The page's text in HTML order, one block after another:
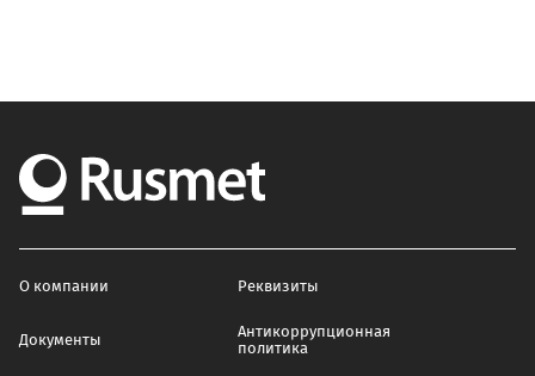
О компании Реквизиты
Документы
Антикоррупционная
политика